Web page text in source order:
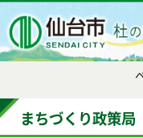
まちづくり政策局